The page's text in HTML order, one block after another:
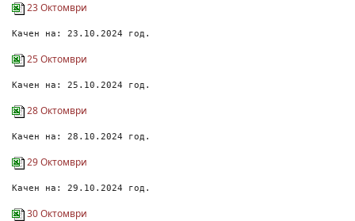
23 Октомври
Качен на: 23.10.2024 год.
25 Октомври
Качен на: 25.10.2024 год.
28 Октомври
Качен на: 28.10.2024 год.
29 Октомври
Качен на: 29.10.2024 год.
30 Октомври